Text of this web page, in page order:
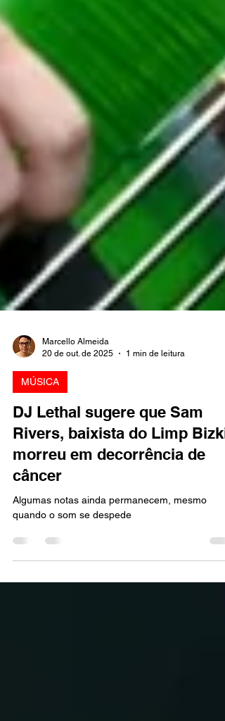
20 de out. de 2025
1 min de leitura
DJ Lethal sugere que Sam
Rivers, baixista do Limp
morreu em decorrência de
câncer
Algumas notas ainda permanecem, mesmo